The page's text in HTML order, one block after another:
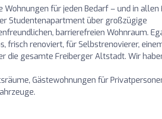
Wohnungen für jeden Bedarf – und in
Studentenapartment über großzügige
barrierefreien Wohnraum.
frisch renoviert, für Selbstrenovierer,
die gesamte Freiberger Altstadt. Wir
Gästewohnungen für